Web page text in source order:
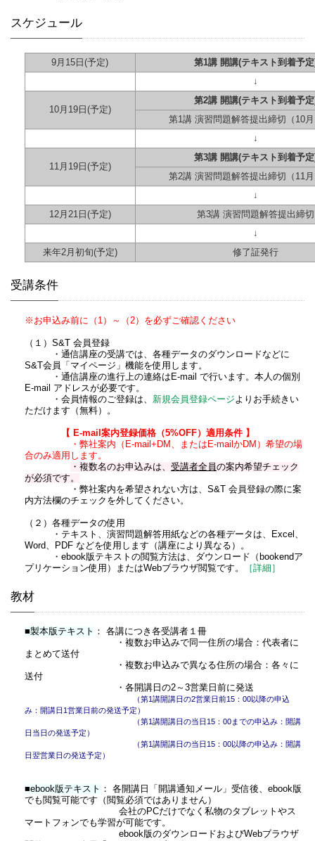
スケジュール
9月15日(予定)
第1講 開講(テキスト到着予
↓
10月19日 (予定)
第2講 開講(テキスト到着予
第1講 演習問題解答提出締切（10
↓
11月19日 (予定)
第3講 開講(テキスト到着予
第2講 演習問題解答提出締切（11
↓
12月21日 (予定)
第3講 演習問題解答提出締切
↓
来年2月初旬(予定) 修了証発行
受講条件
※お申込み前に（1）～（2）を必ずご確認ください
（１）S&T 会員登録
・通信講座の受講では、各種データのダウンロードなどに
S&T会員「マイページ」機能を使用します。
・通信講座の進行上の連絡はE-mail で行います。本人の個別
E-mail アドレスが必要です。
・会員情報のご登録は、 新規会員登録ページ よりお手続きい
ただけます（無料）。
【 E-mail案内登録価格（5%OFF）適用条件 】
・弊社案内（E-mail+DM、またはE-mailかDM）希望の場
合のみ適用します。
・複数名のお申込みは、 受講者全員の案内希望チェック
が必須です。
・弊社案内を希望されない方は、S&T 会員登録の際に案
内方法欄のチェックを外してください。
（２）各種データの使用
・テキスト、演習問題解答用紙などの各種データは、Excel、
Word、PDF などを使用します（講座により異なる）。
・ebook版テキストの閲覧方法は、ダウンロード（bookendア
プリケーション使用）またはWebブラウザ閲覧です。
［詳細］
教材
■製本版テキスト ： 各講につき各受講者１冊
・複数お申込みで同一住所の場合：代表者に
まとめて送付
・複数お申込みで異なる住所の場合：各々に
送付
・各開講日の2～3営業日前に発送
（第1講開講日の2営業日前15：00以降の申込
み：開講日1営業日前の発送予定）
（第1講開講日の当日15：00までの申込み：開講
日当日の発送予定）
（第1講開講日の当日15：00以降の申込み：開講
日翌営業日の発送予定）
■ebook版テキスト ： 各開講日「開講通知メール」受信後、ebook版
でも閲覧可能です（閲覧必須ではありません）
会社のPCだけでなく私物のタブレットやス
マートフォンでも学習が可能です。
ebook版のダウンロードおよびWebブラウザ